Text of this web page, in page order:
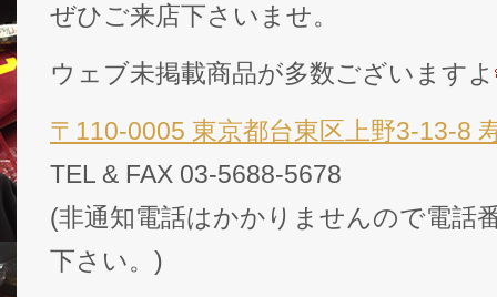
ぜひご来店下さいませ。
ウェブ未掲載商品が多数ございますよ
〒110-0005 東京都台東区上野3-13-8
TEL & FAX 03-5688-5678
(非通知電話はかかりませんので電話
下さい。)